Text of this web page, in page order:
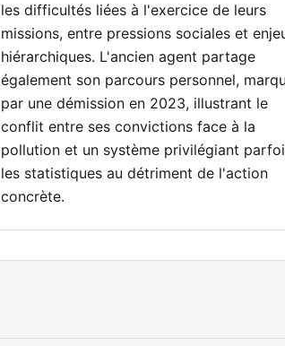
les difficultés liées à l'exercice de leurs
missions, entre pressions sociales et
hiérarchiques. L'ancien agent partage
également son parcours personnel,
par une démission en 2023, illustrant le
conflit entre ses convictions face à la
pollution et un système privilégiant
les statistiques au détriment de l'action
concrète.